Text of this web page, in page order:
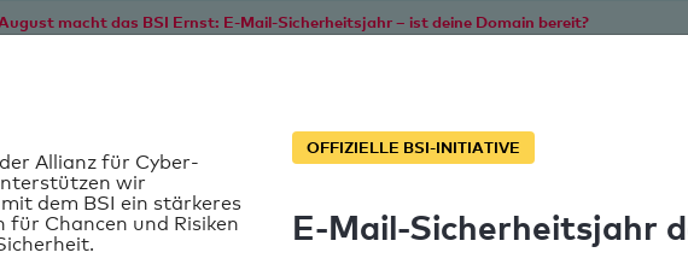
macht das BSI Ernst: E-Mail-Sicherheitsjahr – ist deine Domain bereit?
Allianz für Cyber-
wir
dem BSI ein stärkeres
für Chancen und Risiken
OFFIZIELLE BSI-INITIATIVE
E-Mail-Sicherheitsjahr